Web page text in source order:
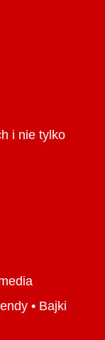
i nie tylko
• Bajki